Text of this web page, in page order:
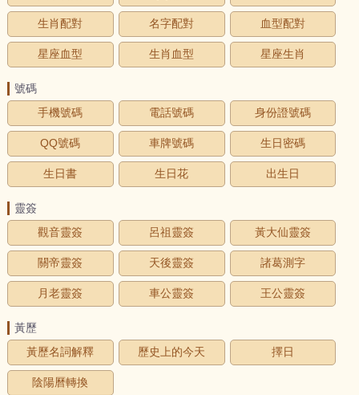
生肖配對 名字配對 血型配對
星座血型 生肖血型 星座生肖
號碼
手機號碼
電話號碼 身份證號碼
QQ號碼 車牌號碼 生日密碼
生日書 生日花 出生日
靈簽
觀音靈簽
呂祖靈簽 黃大仙靈簽
關帝靈簽 天後靈簽 諸葛測字
月老靈簽 車公靈簽 王公靈簽
黃歷
黃歷名詞解釋
歷史上的今天 擇日
陰陽曆轉換